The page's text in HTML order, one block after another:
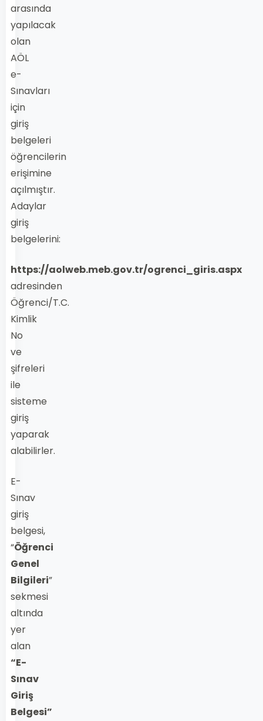
arasında
yapılacak
olan
AÖL
e-
Sınavları
için
giriş
belgeleri
öğrencilerin
erişimine
açılmıştır.
Adaylar
giriş
belgelerini:
https://aolweb.meb.gov.tr/ogrenci_giris.aspx
adresinden
Öğrenci/T.C.
Kimlik
No
ve
şifreleri
ile
sisteme
giriş
yaparak
alabilirler.
E-
Sınav
giriş
belgesi,
“Öğrenci
Genel
Bilgileri”
sekmesi
altında
yer
alan
“E-
Sınav
Giriş
Belgesi”